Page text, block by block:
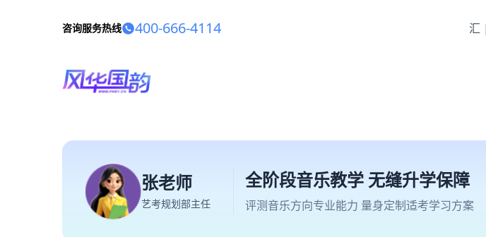
咨询服务热线 400-666-4114
张老师
艺考规划部主任
全阶段音乐教学 无缝升学保障
评测音乐方向专业能力 量身定制适考学习方案